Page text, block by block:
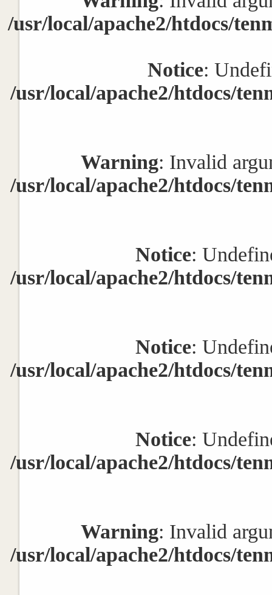
/usr/local/apache2/htdocs/
Notice:
/usr/local/apache2/htdocs/
Warning: Invalid
/usr/local/apache2/htdocs/
Notice:
/usr/local/apache2/htdocs/
Notice:
/usr/local/apache2/htdocs/
Notice:
/usr/local/apache2/htdocs/
Warning: Invalid
/usr/local/apache2/htdocs/